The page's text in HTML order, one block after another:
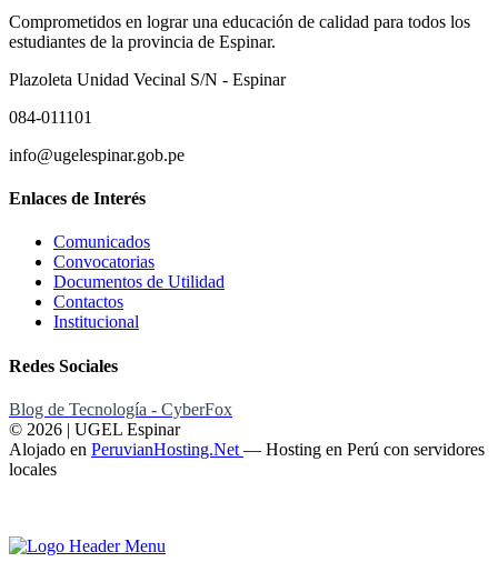
Comprometidos en lograr una educación de calidad para todos los
estudiantes de la provincia de Espinar.
Plazoleta Unidad Vecinal S/N - Espinar
084-011101
info@ugelespinar.gob.pe
Enlaces de Interés
Comunicados
Convocatorias
Documentos de Utilidad
Contactos
Institucional
Redes Sociales
Blog de Tecnología - CyberFox
© 2026 | UGEL Espinar
Alojado en PeruvianHosting.Net — Hosting en Perú con servidores
locales